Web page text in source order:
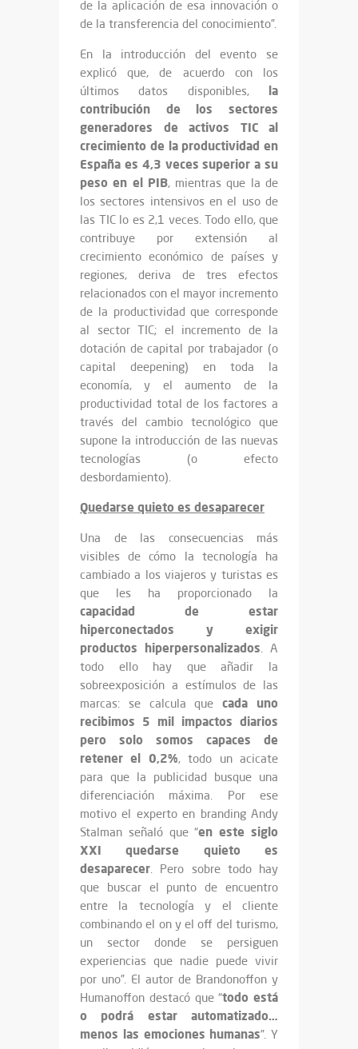
de la aplicación de esa innovación o
de la transferencia del conocimiento”.
En la introducción del evento se
explicó que, de acuerdo con los
últimos datos disponibles, la
contribución de los sectores
generadores de activos TIC al
crecimiento de la productividad en
España es 4,3 veces superior a su
peso en el PIB, mientras que la de
los sectores intensivos en el uso de
las TIC lo es 2,1 veces. Todo ello, que
contribuye por extensión al
crecimiento económico de países y
regiones, deriva de tres efectos
relacionados con el mayor incremento
de la productividad que corresponde
al sector TIC; el incremento de la
dotación de capital por trabajador (o
capital deepening) en toda la
economía, y el aumento de la
productividad total de los factores a
través del cambio tecnológico que
supone la introducción de las nuevas
tecnologías (o efecto
desbordamiento).
Quedarse quieto es desaparecer
Una de las consecuencias más
visibles de cómo la tecnología ha
cambiado a los viajeros y turistas es
que les ha proporcionado la
capacidad de estar
hiperconectados y exigir
productos hiperpersonalizados. A
todo ello hay que añadir la
sobreexposición a estímulos de las
marcas: se calcula quecada uno
recibimos 5 mil impactos diarios
pero solo somos capaces de
retener el 0,2%, todo un acicate
para que la publicidad busque una
diferenciación máxima. Por ese
motivo el experto en branding Andy
Stalman señaló que “en este siglo
XXI quedarse quieto es
desaparecer. Pero sobre todo hay
que buscar el punto de encuentro
entre la tecnología y el cliente
combinando el on y el off del turismo,
un sector donde se persiguen
experiencias que nadie puede vivir
por uno”. El autor de Brandonoffon y
Humanoffon destacó que “todo está
o podrá estar automatizado…
menos las emociones humanas”. Y